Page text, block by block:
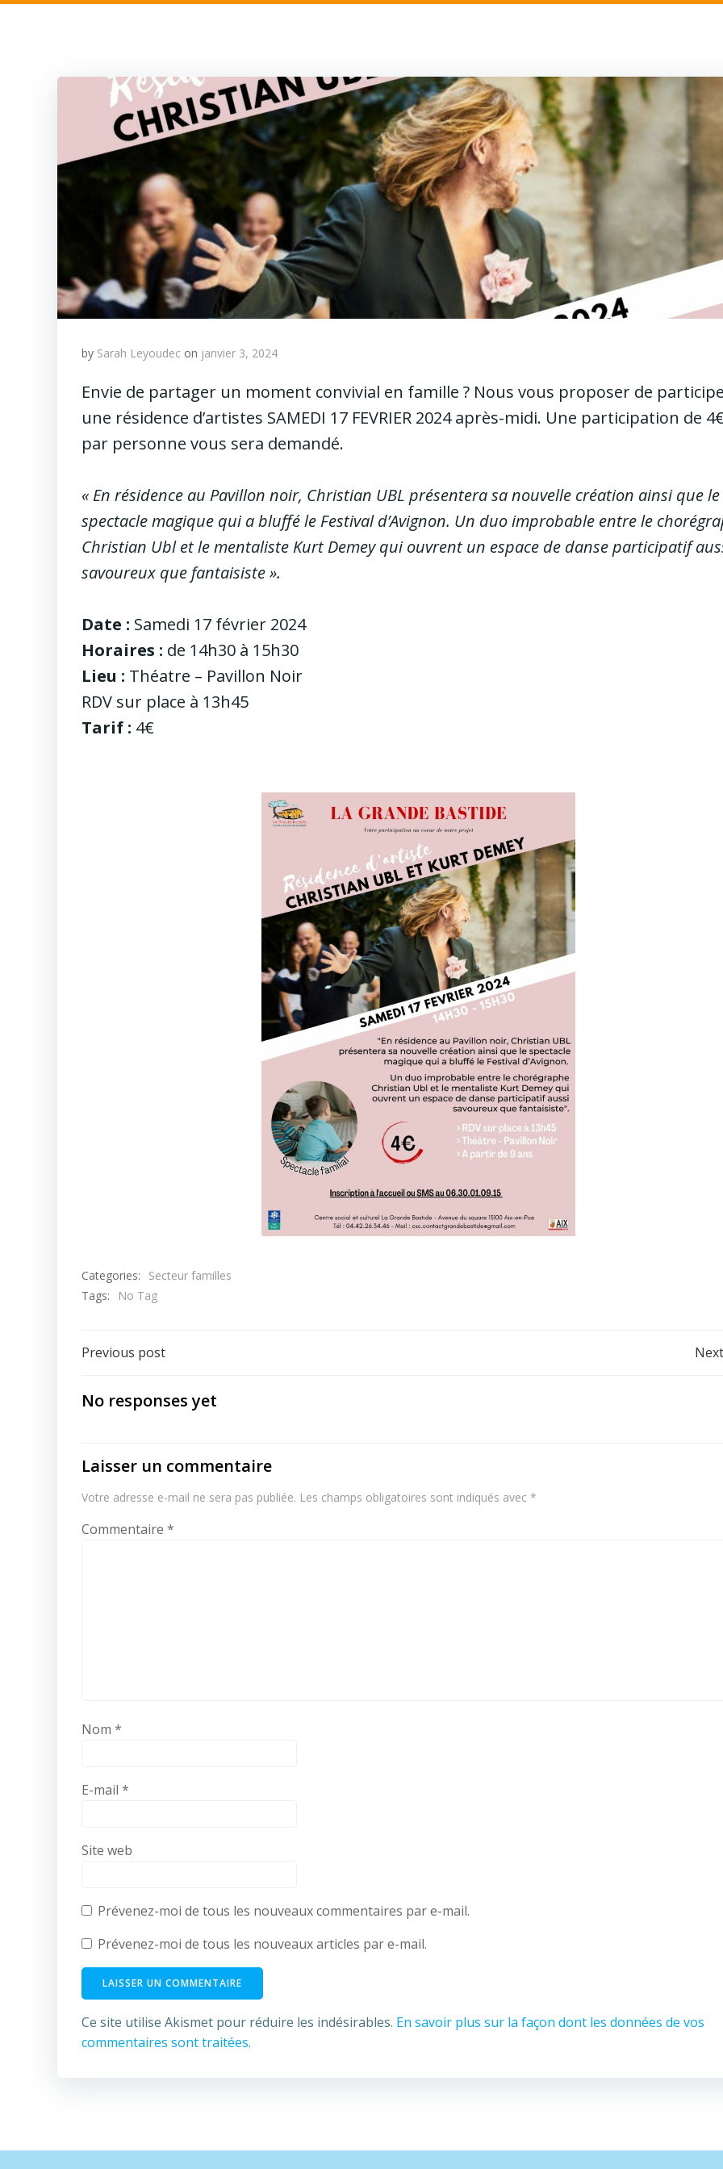
by Sarah Leyoudec on janvier 3, 2024
Envie de partager un moment convivial en famille ? Nous vous proposer de
une résidence d’artistes SAMEDI 17 FEVRIER 2024 après-midi. Une participation de
par personne vous sera demandé.
« En résidence au Pavillon noir, Christian UBL présentera sa nouvelle création ainsi que le
spectacle magique qui a bluffé le Festival d’Avignon. Un duo improbable entre le
Christian Ubl et le mentaliste Kurt Demey qui ouvrent un espace de danse participatif
savoureux que fantaisiste ».
Date : Samedi 17 février 2024
Horaires : de 14h30 à 15h30
Lieu : Théatre – Pavillon Noir
RDV sur place à 13h45
Tarif : 4€
Categories:
Secteur familles
Tags:
No Tag
Post
navigation
Previous post
No responses yet
Laisser un commentaire
Votre adresse e-mail ne sera pas publiée. Les champs obligatoires sont indiqués avec *
Commentaire *
Nom *
E-mail *
Site web
Prévenez-moi de tous les nouveaux commentaires par e-mail.
Prévenez-moi de tous les nouveaux articles par e-mail.
Ce site utilise Akismet pour réduire les indésirables. En savoir plus sur la façon dont les données de vos
commentaires sont traitées.